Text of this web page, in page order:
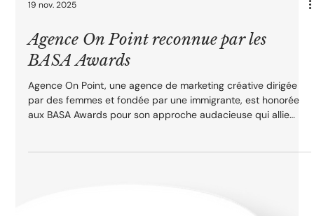
19 nov. 2025
Agence On Point reconnue par les
BASA Awards
aux BASA Awards pour son approche audacieuse qui allie